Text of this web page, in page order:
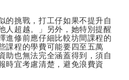
的挑戰，打工仔如果不提升自
人超越。」另外，她特別提醒
進修前應仔細比較坊間課程的
課程的學費可能要四至五萬
助也無法完全涵蓋得到，須自
時宜考慮清楚，避免浪費資